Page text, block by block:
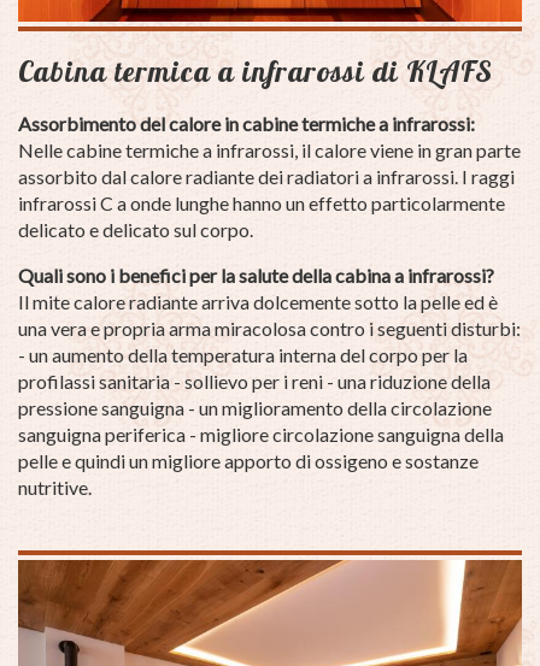
Cabina termica a infrarossi di KLAFS
Assorbimento del calore in cabine termiche a infrarossi:
Nelle cabine termiche a infrarossi, il calore viene in gran parte
assorbito dal calore radiante dei radiatori a infrarossi. I raggi
infrarossi C a onde lunghe hanno un effetto particolarmente
delicato e delicato sul corpo.
Quali sono i benefici per la salute della cabina a infrarossi?
Il mite calore radiante arriva dolcemente sotto la pelle ed è
una vera e propria arma miracolosa contro i seguenti disturbi:
- un aumento della temperatura interna del corpo per la
profilassi sanitaria - sollievo per i reni - una riduzione della
pressione sanguigna - un miglioramento della circolazione
sanguigna periferica - migliore circolazione sanguigna della
pelle e quindi un migliore apporto di ossigeno e sostanze
nutritive.